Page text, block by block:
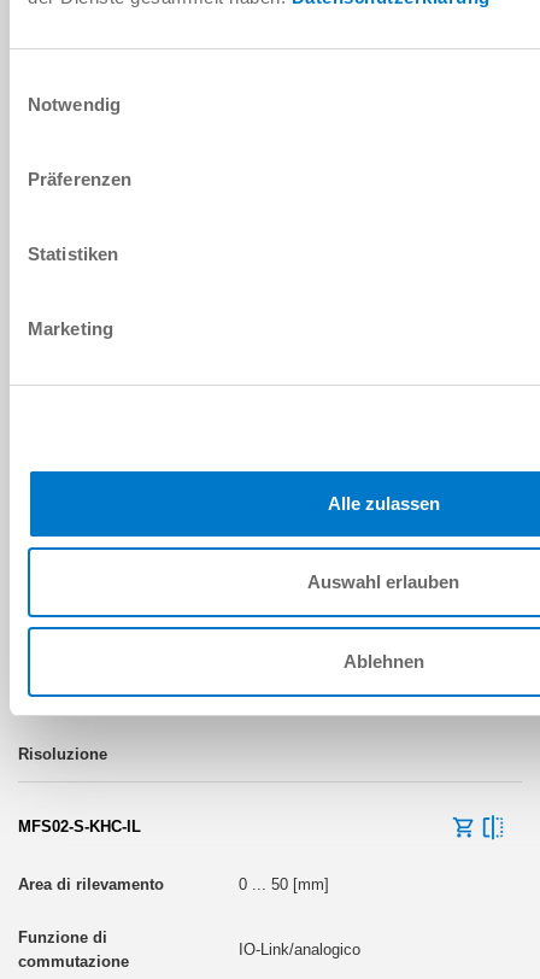
Notwendig
Präferenzen
Statistiken
Marketing
Alle zulassen
Auswahl erlauben
Ablehnen
Contatto normalmente aperto (NO)
Cavo con connettore
Cavo con connettore
MFS02-S-KHC-IL
0 ... 50 [mm]
IO-Link/analogico